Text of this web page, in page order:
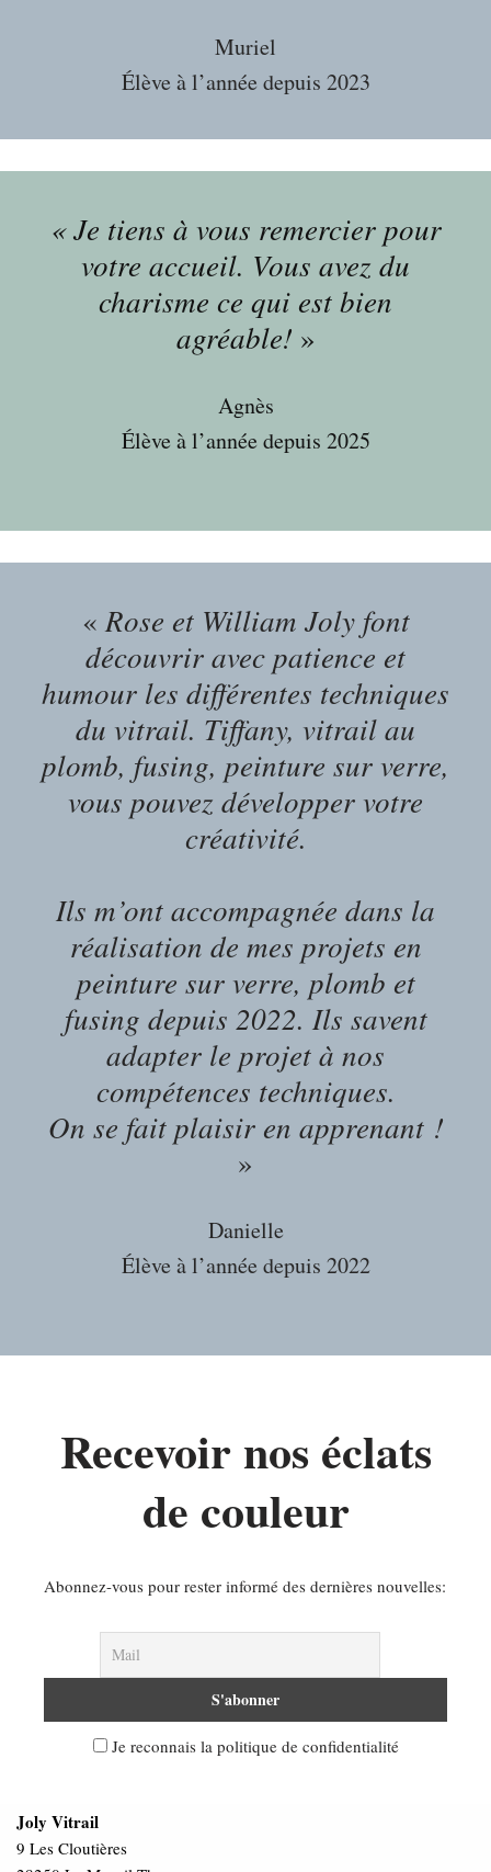
Muriel
Élève à l’année depuis 2023
« Je tiens à vous remercier pour
votre accueil. Vous avez du
charisme ce qui est bien
agréable! »
Agnès
Élève à l’année depuis 2025
«Rose et William Joly font
découvrir avec patience et
humour les différentes techniques
du vitrail. Tiffany, vitrail au
plomb, fusing, peinture sur verre,
vous pouvez développer votre
créativité.
Ils m’ont accompagnée dans la
réalisation de mes projets en
peinture sur verre, plomb et
fusing depuis 2022. Ils savent
adapter le projet à nos
compétences techniques.
On se fait plaisir en apprenant !
»
Danielle
Élève à l’année depuis 2022
Recevoir nos éclats
de couleur
Abonnez-vous pour rester informé des dernières nouvelles:
Je reconnais la politique de confidentialité
Joly Vitrail
9 Les Cloutières